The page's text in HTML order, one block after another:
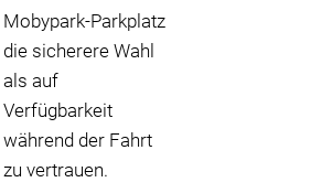
Mobypark-Parkplatz
die sicherere Wahl
als auf
Verfügbarkeit
während der Fahrt
zu vertrauen.